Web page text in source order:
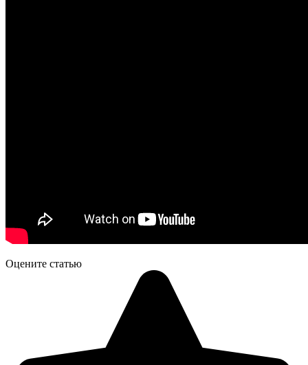
Оцените статью